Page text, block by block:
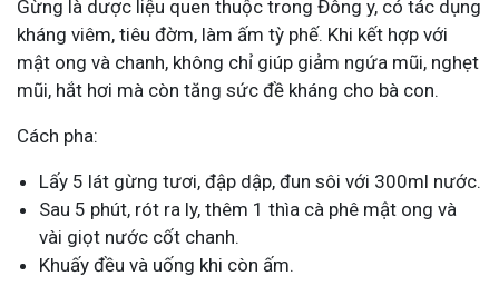
Gừng là dược liệu quen thuộc trong Đông y, có tác dụng
kháng viêm, tiêu đờm, làm ấm tỳ phế. Khi kết hợp với
mật ong và chanh, không chỉ giúp giảm ngứa mũi, nghẹt
mũi, hắt hơi mà còn tăng sức đề kháng cho bà con.
Cách pha:
Lấy 5 lát gừng tươi, đập dập, đun sôi với 300ml nước.
Sau 5 phút, rót ra ly, thêm 1 thìa cà phê mật ong và
vài giọt nước cốt chanh.
Khuấy đều và uống khi còn ấm.